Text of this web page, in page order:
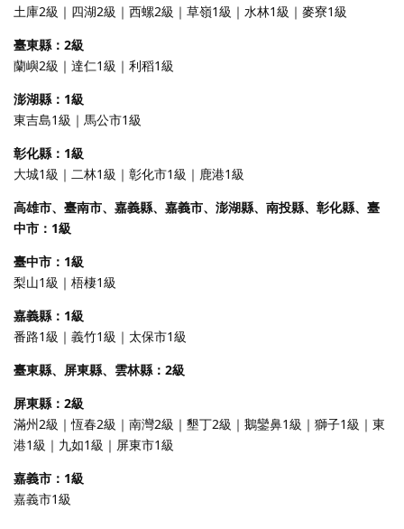
土庫2級｜四湖2級｜西螺2級｜草嶺1級｜水林1級｜麥寮1級
臺東縣：2級
蘭嶼2級｜達仁1級｜利稻1級
澎湖縣：1級
東吉島1級｜馬公市1級
彰化縣：1級
大城1級｜二林1級｜彰化市1級｜鹿港1級
高雄市、臺南市、嘉義縣、嘉義市、澎湖縣、南投縣、彰化縣、臺
中市：1級
臺中市：1級
梨山1級｜梧棲1級
嘉義縣：1級
番路1級｜義竹1級｜太保市1級
臺東縣、屏東縣、雲林縣：2級
屏東縣：2級
滿州2級｜恆春2級｜南灣2級｜墾丁2級｜鵝鑾鼻1級｜獅子1級｜東
港1級｜九如1級｜屏東市1級
嘉義市：1級
嘉義市1級